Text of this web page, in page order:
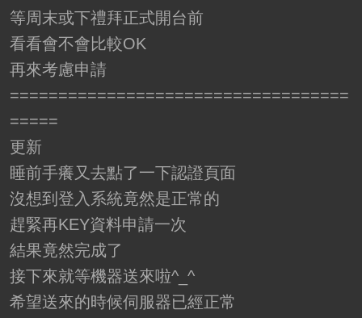
等周末或下禮拜正式開台前
看看會不會比較OK
再來考慮申請
===================================
=====
更新
睡前手癢又去點了一下認證頁面
沒想到登入系統竟然是正常的
趕緊再KEY資料申請一次
結果竟然完成了
接下來就等機器送來啦^_^
希望送來的時候伺服器已經正常